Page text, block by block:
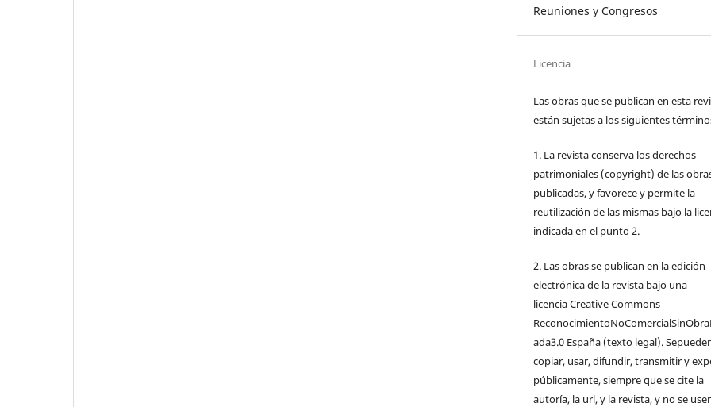
Reuniones y Congresos
Licencia
Las obras que se publican en esta
están sujetas a los siguientes
1. La revista conserva los derechos
patrimoniales (copyright) de las
publicadas, y favorece y permite la
reutilización de las mismas bajo la
indicada en el punto 2.
2. Las obras se publican en la edición
electrónica de la revista bajo una
licencia Creative Commons
ada3.0 España (texto legal).
copiar, usar, difundir, transmitir y
públicamente, siempre que se cite la
autoría, la url, y la revista, y no se